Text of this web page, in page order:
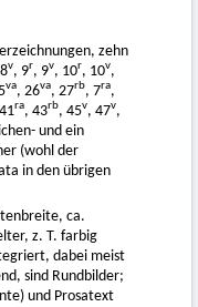
zehn
v, 9r, 9v, 10r, 10v,
va, 26va, 27rb, 7ra,
ra, 43rb, 45v, 47v,
und ein
(wohl der
in den übrigen
ca.
z. T. farbig
dabei meist
sind Rundbilder;
und Prosatext